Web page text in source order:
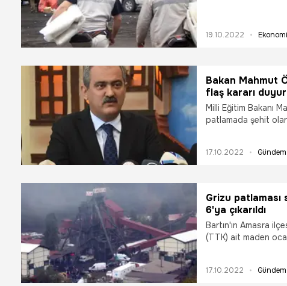
19.10.2022 Ekonomi
Bakan Mahmut
flaş kararı
Milli Eğitim Bakanı
patlamada şehit
karşılayacağız.
17.10.2022 Gündem
Grizu patlaması
6'ya çıkarıldı
Bartın'ın Amasra
(TTK) ait maden
17.10.2022 Gündem